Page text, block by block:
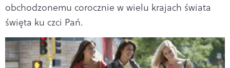
obchodzonemu corocznie w wielu krajach świata
święta ku czci Pań.